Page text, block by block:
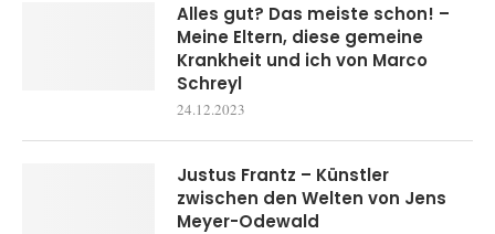
Alles gut? Das meiste schon! –
Meine Eltern, diese gemeine
Krankheit und ich von Marco
Schreyl
24.12.2023
Justus Frantz – Künstler
zwischen den Welten von Jens
Meyer-Odewald